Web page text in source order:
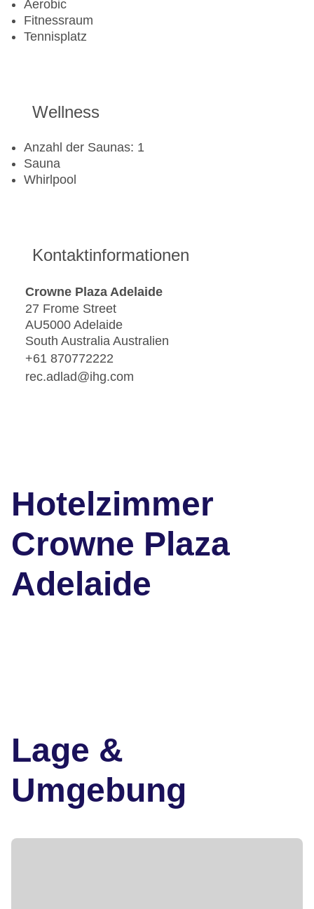
Aerobic
Fitnessraum
Tennisplatz
Wellness
Anzahl der Saunas: 1
Sauna
Whirlpool
Kontaktinformationen
Crowne Plaza Adelaide
27 Frome Street
AU5000 Adelaide
South Australia Australien
+61 870772222
rec.adlad@ihg.com
Hotelzimmer
Crowne Plaza
Adelaide
Lage &
Umgebung